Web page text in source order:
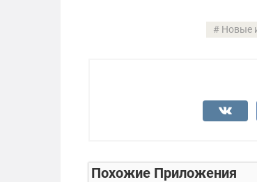
Новые
Похожие Приложения